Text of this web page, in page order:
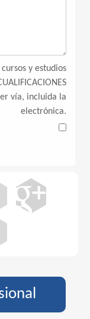
y estudios
vía, incluida la
electrónica.